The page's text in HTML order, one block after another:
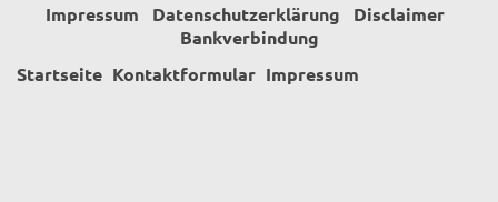
Impressum Datenschutzerklärung
Disclaimer
Bankverbindung
Startseite Kontaktformular Impressum